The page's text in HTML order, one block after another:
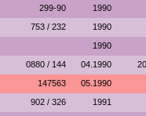
299-90 1990
753 / 232 1990
1990
0880 / 144 04.1990
147563 05.1990
902 / 326 1991